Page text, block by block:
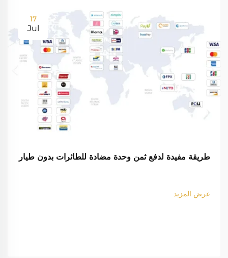
17
Jul
طريقة مفيدة لدفع ثمن وحدة مضادة للطائرات بدون طيار
عرض المزيد